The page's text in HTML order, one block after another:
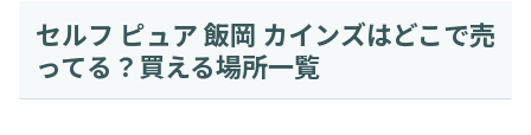
セルフ ピュア 飯岡 カインズはどこで売
ってる？買える場所一覧